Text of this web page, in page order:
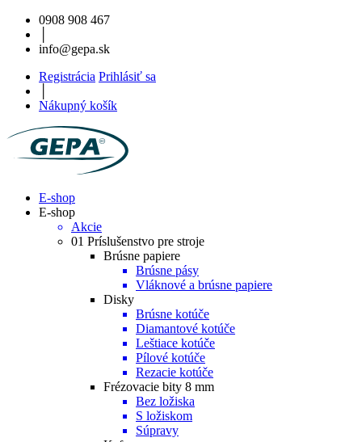
0908 908 467
info@gepa.sk
Registrácia Prihlásiť sa
Nákupný košík
E-shop
E-shop
Akcie
01 Príslušenstvo pre stroje
Brúsne papiere
Brúsne pásy
Vláknové a brúsne papiere
Disky
Brúsne kotúče
Diamantové kotúče
Leštiace kotúče
Pílové kotúče
Rezacie kotúče
Frézovacie bity 8 mm
Bez ložiska
S ložiskom
Súpravy